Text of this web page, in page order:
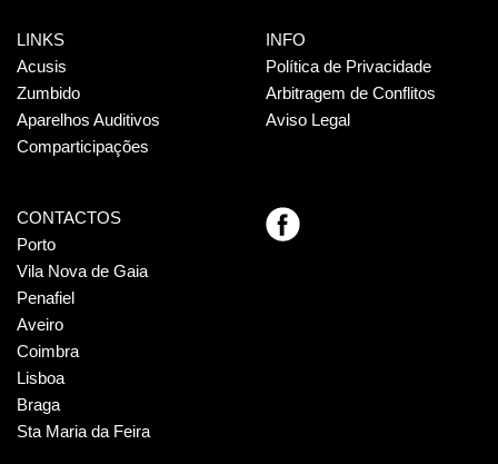
LINKS
Acusis
Zumbido
Aparelhos Auditivos
Comparticipações
INFO
Política de Privacidade
Arbitragem de Conflitos
Aviso Legal
CONTACTOS
Porto
Vila Nova de Gaia
Penafiel
Aveiro
Coimbra
Lisboa
Braga
Sta Maria da Feira